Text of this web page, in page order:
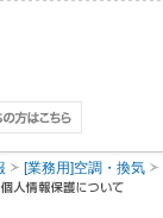
[業務用]空調・換気